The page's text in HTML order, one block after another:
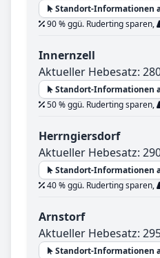
Standort-Informationen
90 % ggü. Ruderting sparen,
Innernzell
Aktueller Hebesatz:
Standort-Informationen
50 % ggü. Ruderting sparen,
Herrngiersdorf
Aktueller Hebesatz:
Standort-Informationen
40 % ggü. Ruderting sparen,
Arnstorf
Aktueller Hebesatz:
Standort-Informationen